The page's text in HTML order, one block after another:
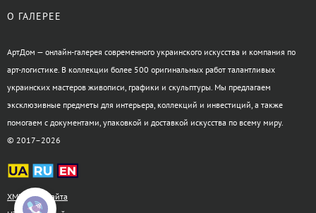
О ГАЛЕРЕЕ
АртДом — онлайн-галерея современного украинского искусства и компания по
арт-логистике. В коллекции более 500 оригинальных работ талантливых
украинских мастеров живописи, графики и скульптуры. Мы предлагаем
эксклюзивные предметы для интерьера, коллекций и инвестиций, а также
помогаем с документами, упаковкой и доставкой искусства по всему миру.
© 2017–2026
XML-карта сайта